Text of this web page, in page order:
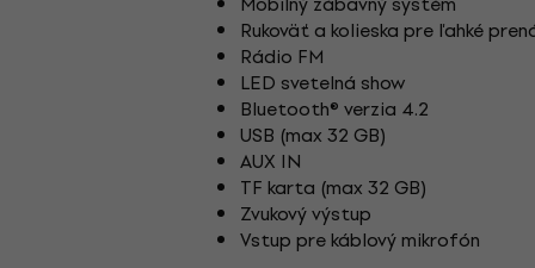
Rukoväť a kolieska pre ľahké
Rádio FM
LED svetelná show
Bluetooth® verzia 4.2
USB (max 32 GB)
AUX IN
TF karta (max 32 GB)
Zvukový výstup
Vstup pre káblový mikrofón